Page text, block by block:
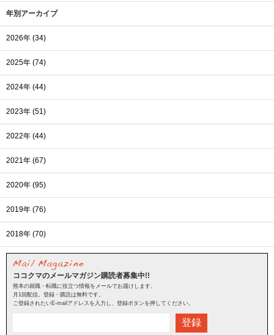
年別アーカイブ
2026年 (34)
2025年 (74)
2024年 (44)
2023年 (51)
2022年 (44)
2021年 (67)
2020年 (95)
2019年 (76)
2018年 (70)
ココクマのメールマガジン購読者募集中!!
熊本の就職・転職に役立つ情報をメールでお届けします。
月1回配信。登録・購読は無料です。
ご登録されたいE-mailアドレスを入力し、登録ボタンを押してください。
登録